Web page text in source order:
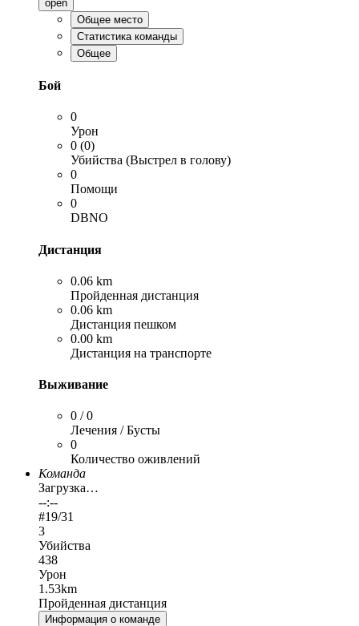
open
Общее место
Статистика команды
Общее
Бой
0
Урон
0 (0)
Убийства (Выстрел в голову)
0
Помощи
0
DBNO
Дистанция
0.06 km
Пройденная дистанция
0.06 km
Дистанция пешком
0.00 km
Дистанция на транспорте
Выживание
0 / 0
Лечения / Бусты
0
Количество оживлений
Команда
Загрузка…
--:--
#19/31
3
Убийства
438
Урон
1.53km
Пройденная дистанция
Информация о команде